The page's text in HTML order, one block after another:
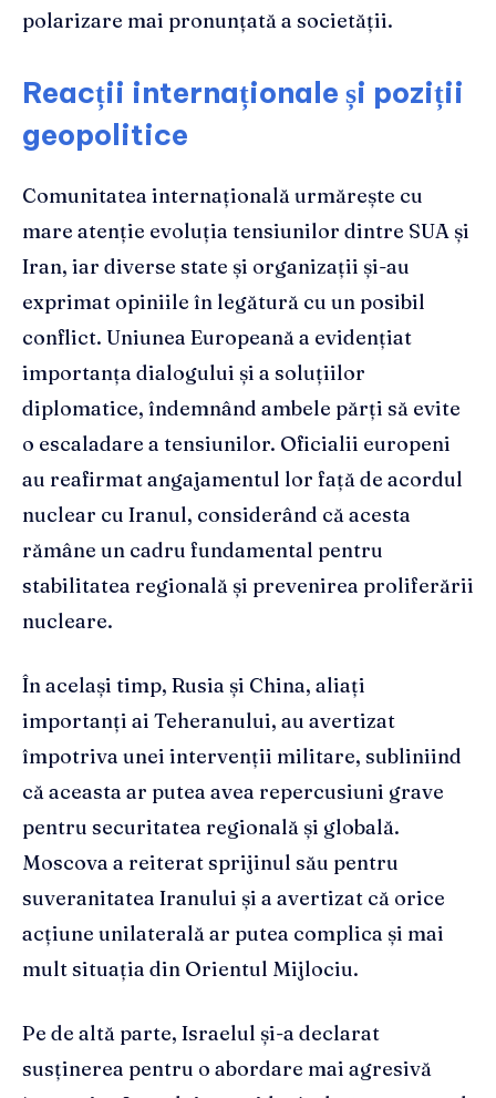
polarizare mai pronunțată a societății.
Reacții internaționale și poziții
geopolitice
Comunitatea internațională urmărește cu
mare atenție evoluția tensiunilor dintre SUA și
Iran, iar diverse state și organizații și-au
exprimat opiniile în legătură cu un posibil
conflict. Uniunea Europeană a evidențiat
importanța dialogului și a soluțiilor
diplomatice, îndemnând ambele părți să evite
o escaladare a tensiunilor. Oficialii europeni
au reafirmat angajamentul lor față de acordul
nuclear cu Iranul, considerând că acesta
rămâne un cadru fundamental pentru
stabilitatea regională și prevenirea proliferării
nucleare.
În același timp, Rusia și China, aliați
importanți ai Teheranului, au avertizat
împotriva unei intervenții militare, subliniind
că aceasta ar putea avea repercusiuni grave
pentru securitatea regională și globală.
Moscova a reiterat sprijinul său pentru
suveranitatea Iranului și a avertizat că orice
acțiune unilaterală ar putea complica și mai
mult situația din Orientul Mijlociu.
Pe de altă parte, Israelul și-a declarat
susținerea pentru o abordare mai agresivă